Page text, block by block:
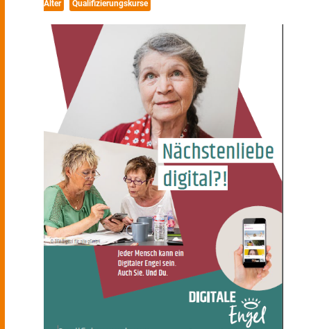
Alter Qualifizierungskurse